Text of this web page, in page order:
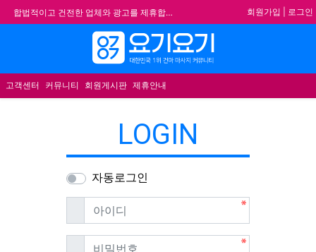
합법적이고 건전한 업체와 광고를 제휴합니다.
★요기요기 설 연휴 휴무 안내★
★ 요기요기 업체회원 안내사항 ★
불건전한 게시글은 삭제 및 회원탈퇴 됩니다.
회원가입 로그인
고객센터 커뮤니티 회원게시판 제휴안내
LOGIN
자동로그인
아이디필수
비밀번호필수